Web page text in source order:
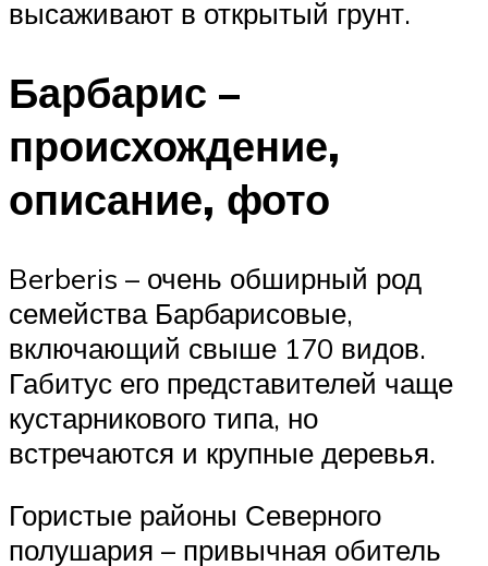
высаживают в открытый грунт.
Барбарис –
происхождение,
описание, фото
Berberis – очень обширный род
семейства Барбарисовые,
включающий свыше 170 видов.
Габитус его представителей чаще
кустарникового типа, но
встречаются и крупные деревья.
Гористые районы Северного
полушария – привычная обитель